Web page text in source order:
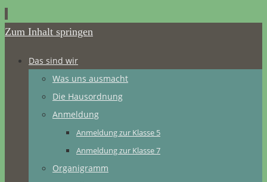
Zum Inhalt springen
Das sind wir
Was uns ausmacht
Die Hausordnung
Anmeldung
Anmeldung zur Klasse 5
Anmeldung zur Klasse 7
Organigramm